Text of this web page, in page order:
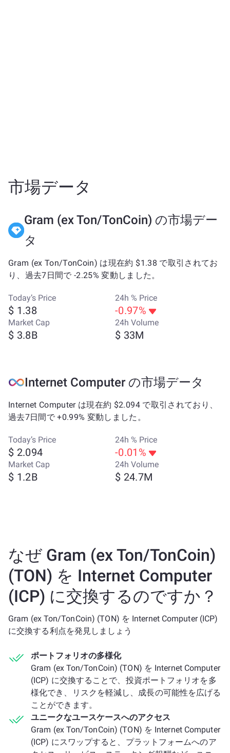
市場データ
Gram (ex Ton/TonCoin) の市場デー
タ
Gram (ex Ton/TonCoin) は現在約 $1.38 で取引されてお
り、過去7日間で -2.25% 変動しました。
Today’s Price
$ 1.38
24h % Price
-0.97%
Market Cap
$ 3.8B
24h Volume
$ 33M
Internet Computer の市場データ
Internet Computer は現在約 $2.094 で取引されており、
過去7日間で +0.99% 変動しました。
Today’s Price
$ 2.094
24h % Price
-0.01%
Market Cap
$ 1.2B
24h Volume
$ 24.7M
なぜ Gram (ex Ton/TonCoin)
(TON) を Internet Computer
(ICP) に交換するのですか？
Gram (ex Ton/TonCoin) (TON) を Internet Computer (ICP)
に交換する利点を発見しましょう
ポートフォリオの多様化
Gram (ex Ton/TonCoin) (TON) を Internet Computer
(ICP) に交換することで、投資ポートフォリオを多
様化でき、リスクを軽減し、成長の可能性を広げる
ことができます。
ユニークなユースケースへのアクセス
Gram (ex Ton/TonCoin) (TON) を Internet Computer
(ICP) にスワップすると、プラットフォームへのア